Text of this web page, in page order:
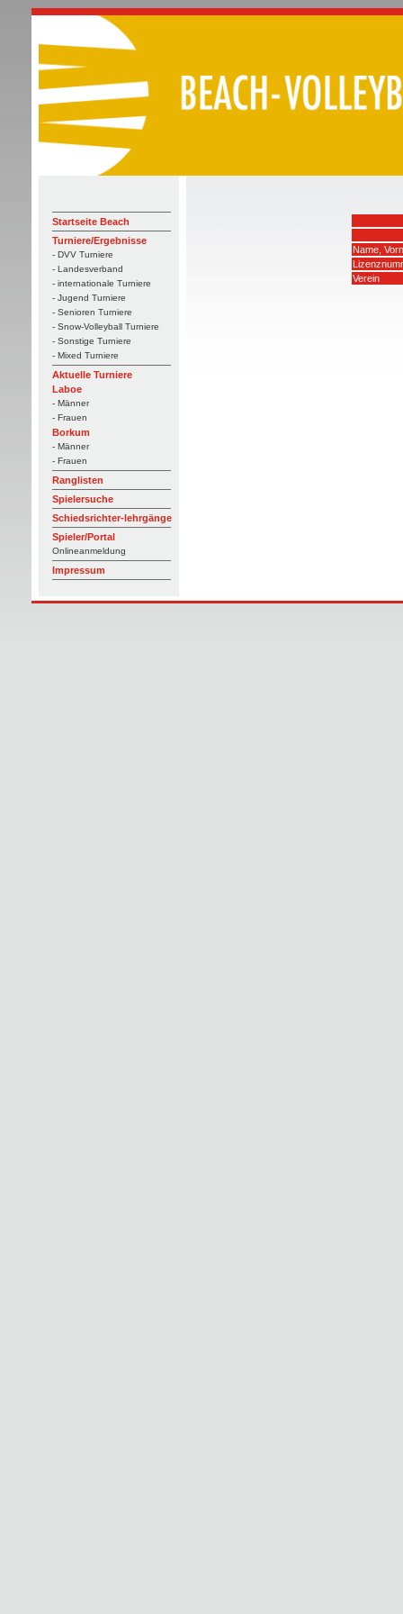
Startseite Beach
Turniere/Ergebnisse
- DVV Turniere
- Landesverband
- internationale Turniere
- Jugend Turniere
- Senioren Turniere
- Snow-Volleyball Turniere
- Sonstige Turniere
- Mixed Turniere
Aktuelle Turniere
Laboe
- Männer
- Frauen
Borkum
- Männer
- Frauen
Ranglisten
Spielersuche
Schiedsrichter-lehrgänge
Spieler/Portal
Onlineanmeldung
Impressum
Name,
Verein